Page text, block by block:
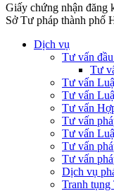
Giấy chứng nhận
Sở Tư pháp thành phố
Dịch vụ
Tư vấn
Tư
Tư vấn
Tư vấn
Tư vấn
Tư vấn
Tư vấn
Tư vấn
Tư vấn
Dịch vụ
Tranh